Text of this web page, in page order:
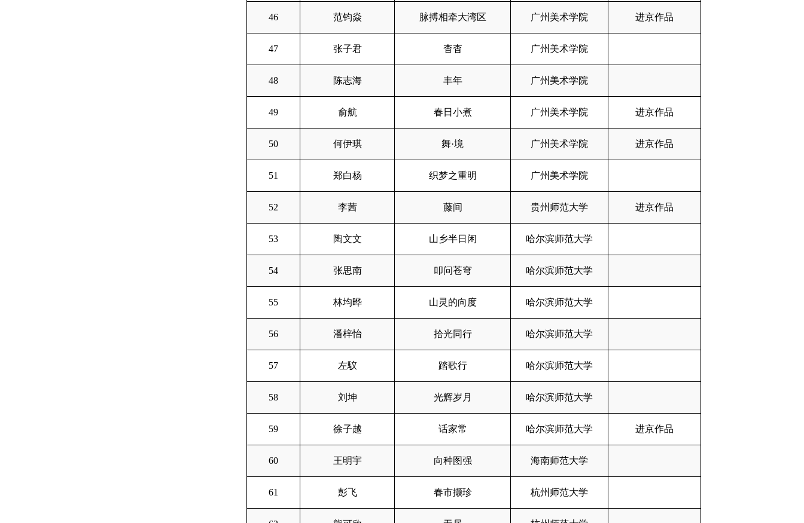
46 范钧焱 脉搏相牵大湾区 广州美术学院 进京作品
47 张子君 杳杳 广州美术学院
48 陈志海 丰年 广州美术学院
49 俞航 春日小煮 广州美术学院 进京作品
50 何伊琪 舞·境 广州美术学院 进京作品
51 郑白杨 织梦之重明 广州美术学院
52 李茜 藤间 贵州师范大学 进京作品
53 陶文文 山乡半日闲 哈尔滨师范大学
54 张思南 叩问苍穹 哈尔滨师范大学
55 林均晔 山灵的向度 哈尔滨师范大学
56 潘梓怡 拾光同行 哈尔滨师范大学
57 左馼 踏歌行 哈尔滨师范大学
58 刘坤 光辉岁月 哈尔滨师范大学
59 徐子越 话家常 哈尔滨师范大学 进京作品
60 王明宇 向种图强 海南师范大学
61 彭飞 春市撷珍 杭州师范大学